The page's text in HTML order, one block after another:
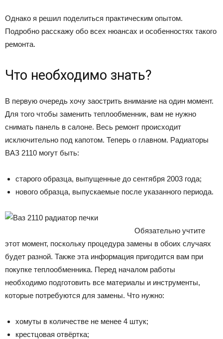
Однако я решил поделиться практическим опытом.
Подробно расскажу обо всех нюансах и особенностях такого
ремонта.
Что необходимо знать?
В первую очередь хочу заострить внимание на один момент.
Для того чтобы заменить теплообменник, вам не нужно
снимать панель в салоне. Весь ремонт происходит
исключительно под капотом. Теперь о главном. Радиаторы
ВАЗ 2110 могут быть:
старого образца, выпущенные до сентября 2003 года;
нового образца, выпускаемые после указанного периода.
Обязательно учтите
этот момент, поскольку процедура замены в обоих случаях
будет разной. Также эта информация пригодится вам при
покупке теплообменника. Перед началом работы
необходимо подготовить все материалы и инструменты,
которые потребуются для замены. Что нужно:
хомуты в количестве не менее 4 штук;
крестцовая отвёртка;